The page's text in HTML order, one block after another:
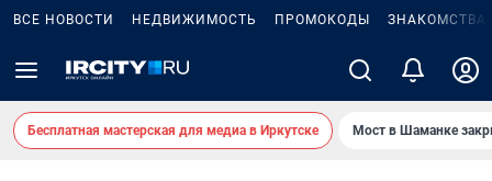
ВСЕ НОВОСТИ НЕДВИЖИМОСТЬ ПРОМОКОДЫ ЗНАКОМСТВА
Бесплатная мастерская для медиа в Иркутске Мост в Шаманке